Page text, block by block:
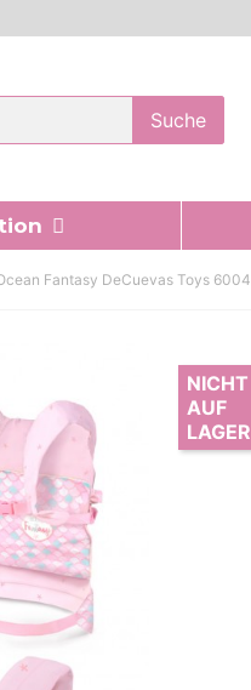
Suche
Fantasy DeCuevas Toys
NICHT
AUF
LAGER